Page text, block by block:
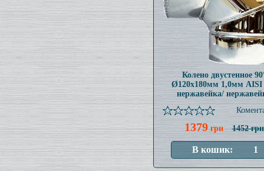
Колено двустенное
Ø120x180мм 1,0мм AISI
нержавейка/
1379грн 1452 грн